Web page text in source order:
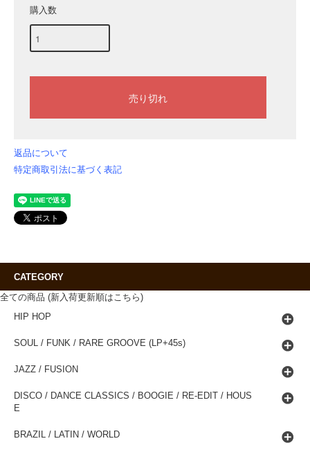
購入数
返品について
特定商取引法に基づく表記
CATEGORY
全ての商品 (新入荷更新順はこちら)
HIP HOP
SOUL / FUNK / RARE GROOVE (LP+45s)
JAZZ / FUSION
DISCO / DANCE CLASSICS / BOOGIE / RE-EDIT / HOUS
E
BRAZIL / LATIN / WORLD